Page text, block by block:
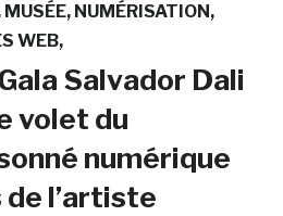
MUSÉE NUMÉRISATION
WEB
Salvador Dali
volet du
numérique
l’artiste